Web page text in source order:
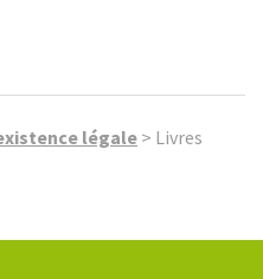
légale > Livres